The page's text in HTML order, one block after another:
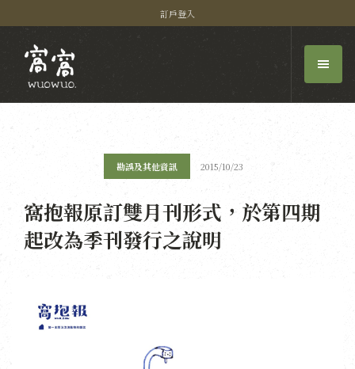
訂戶登入
勘誤及其他資訊 2015/10/23
窩抱報原訂雙月刊形式，於第四期
起改為季刊發行之說明